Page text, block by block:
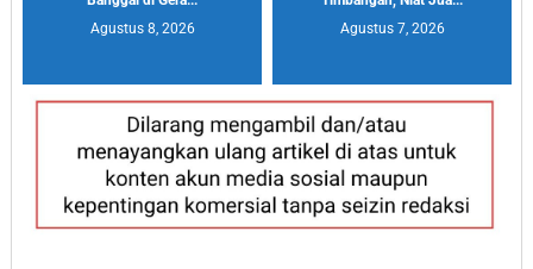
Agustus 8, 2026
Agustus 7, 2026